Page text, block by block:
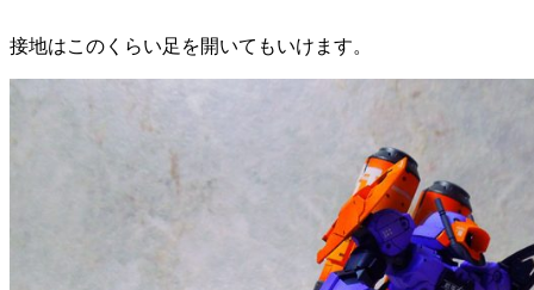
接地はこのくらい足を開いてもいけます。